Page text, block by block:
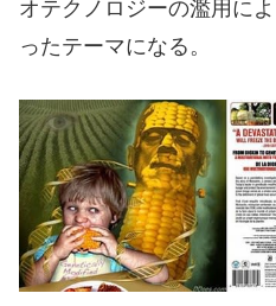
オテクノロジーの濫用に
ったテーマになる。